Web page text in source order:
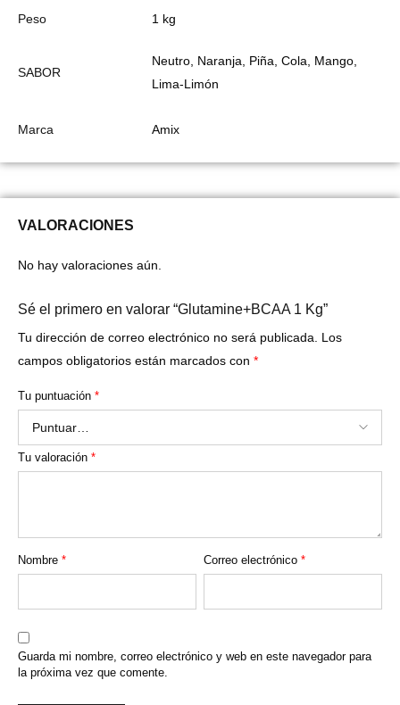
Peso 1 kg
SABOR
Neutro, Naranja, Piña, Cola, Mango,
Lima-Limón
Marca Amix
VALORACIONES
No hay valoraciones aún.
Sé el primero en valorar “Glutamine+BCAA 1 Kg”
Tu dirección de correo electrónico no será publicada.
Los
campos obligatorios están marcados con *
Tu puntuación *
Tu valoración *
Nombre * Correo electrónico*
Guarda mi nombre, correo electrónico y web en este navegador para
la próxima vez que comente.